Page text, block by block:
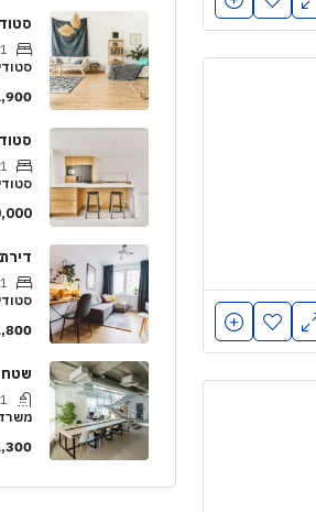
1
₪1,900/
1
1
₪1,800/
שטח
1
₪1,300/